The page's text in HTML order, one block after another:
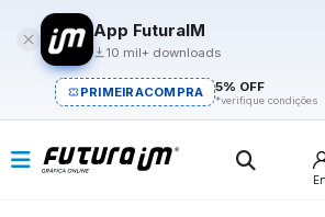
App FuturaIM
10 mil+ downloads
PRIMEIRACOMPRA 5% OFF
*verifique condições